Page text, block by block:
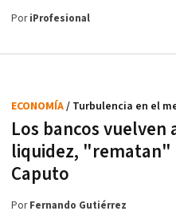
PoriProfesional
Los bancos
liquidez, "rematan"
Caputo
ECONOMÍA/ Turbulencia en el
PorFernando Gutiérrez